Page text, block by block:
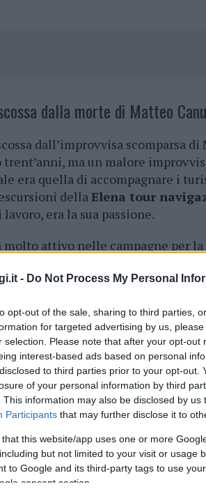
- Do Not Process My Personal
opt-out of the sale, sharing to third parties,
for targeted advertising by us,
selection. Please note that after your opt-out
interest-based ads based on personal
to third parties prior to your opt-out.
of your personal information by third
This information may also be disclosed by us
Participants that may further disclose it to
that this website/app uses one or more
but not limited to your visit or usage
to Google and its third-party tags to use
consent section.
dalla morte di Matteo Canu
dall’improvvisa scomparsa di
trent’anni, ma un malore
era quella di accompagnare i
dellaElena tour
era la sua passione.
molto attivo nelle campagne per
dall’associazione “
di volontari che si muovono in
abbandonate dagli incivili
era impegnato su questo fronte.
nuova raccolta di rifiuti a
previsto per il fine
entrare in azione domani. A
un zona impervia di Razzoli . Ma
è stato ovviamente annullato in
si stringe intorno a